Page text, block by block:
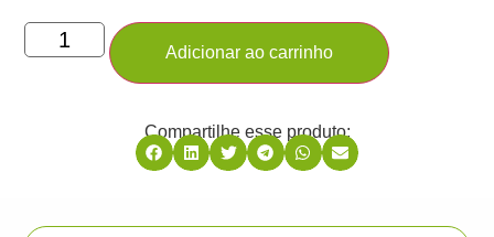
Adicionar ao carrinho
Compartilhe esse produto: